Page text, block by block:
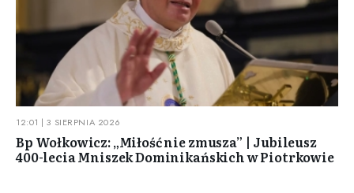
12:01 | 3 SIERPNIA 2026
Bp Wołkowicz: „Miłość nie zmusza” | Jubileusz
400-lecia Mniszek Dominikańskich w Piotrkowie